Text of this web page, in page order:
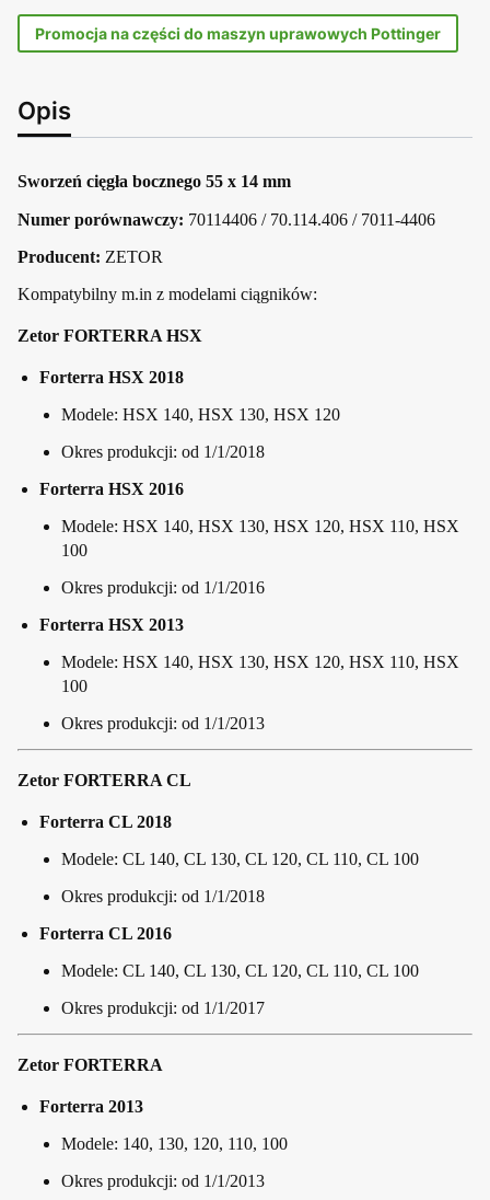
Promocja na części do maszyn uprawowych Pottinger
Opis
Sworzeń cięgła bocznego 55 x 14 mm
Numer porównawczy: 70114406 / 70.114.406 / 7011-4406
Producent: ZETOR
Kompatybilny m.in z modelami ciągników:
Zetor FORTERRA HSX
Forterra HSX 2018
Modele: HSX 140, HSX 130, HSX 120
Okres produkcji: od 1/1/2018
Forterra HSX 2016
Modele: HSX 140, HSX 130, HSX 120, HSX 110, HSX
100
Okres produkcji: od 1/1/2016
Forterra HSX 2013
Modele: HSX 140, HSX 130, HSX 120, HSX 110, HSX
100
Okres produkcji: od 1/1/2013
Zetor FORTERRA CL
Forterra CL 2018
Modele: CL 140, CL 130, CL 120, CL 110, CL 100
Okres produkcji: od 1/1/2018
Forterra CL 2016
Modele: CL 140, CL 130, CL 120, CL 110, CL 100
Okres produkcji: od 1/1/2017
Zetor FORTERRA
Forterra 2013
Modele: 140, 130, 120, 110, 100
Okres produkcji: od 1/1/2013